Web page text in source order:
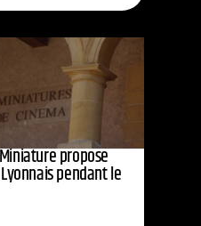
propose
pendant le